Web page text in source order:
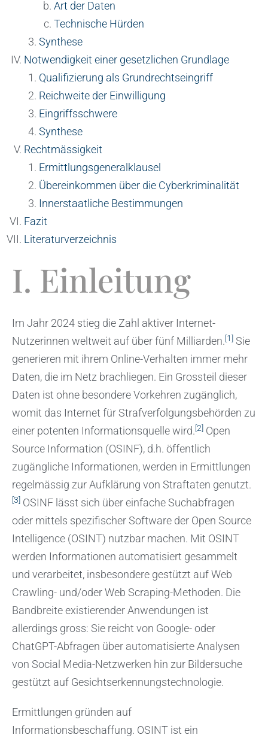
Art der Daten
Technische Hürden
Synthese
Notwendigkeit einer gesetzlichen Grundlage
Qualifizierung als Grundrechtseingriff
Reichweite der Einwilligung
Eingriffsschwere
Synthese
Rechtmässigkeit
Ermittlungsgeneralklausel
Übereinkommen über die Cyberkriminalität
Innerstaatliche Bestimmungen
Fazit
Literaturverzeichnis
I. Einleitung
Im Jahr 2024 stieg die Zahl aktiver Internet-
Nutzerinnen weltweit auf über fünf Milliarden.[1] Sie
generieren mit ihrem Online-Verhalten immer mehr
Daten, die im Netz brachliegen. Ein Grossteil dieser
Daten ist ohne besondere Vorkehren zugänglich,
womit das Internet für Strafverfolgungsbehörden zu
einer potenten Informationsquelle wird.[2] Open
Source Information (OSINF), d.h. öffentlich
zugängliche Informationen, werden in Ermittlungen
regelmässig zur Aufklärung von Straftaten genutzt.
[3] OSINF lässt sich über einfache Suchabfragen
oder mittels spezifischer Software der Open Source
Intelligence (OSINT) nutzbar machen. Mit OSINT
werden Informationen automatisiert gesammelt
und verarbeitet, insbesondere gestützt auf Web
Crawling- und/oder Web Scraping-Methoden. Die
Bandbreite existierender Anwendungen ist
allerdings gross: Sie reicht von Google- oder
ChatGPT-Abfragen über automatisierte Analysen
von Social Media-Netzwerken hin zur Bildersuche
gestützt auf Gesichtserkennungstechnologie.
Ermittlungen gründen auf
Informationsbeschaffung. OSINT ist ein